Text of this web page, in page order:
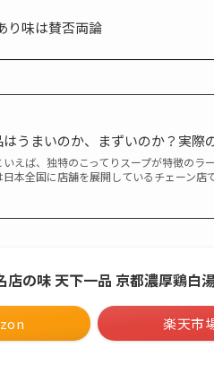
り味は賛否両論
うまいのか、まずいのか？実際
いえば、独特のこってりスープが特徴の
日本全国に店舗を展開しているチェーン店
店の味 天下一品 京都濃厚鶏白
楽天市